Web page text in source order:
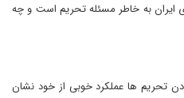
ایران به خاطر مسئله تحریم است و چه
تحریم ها عملکرد خوبی از خود نشان